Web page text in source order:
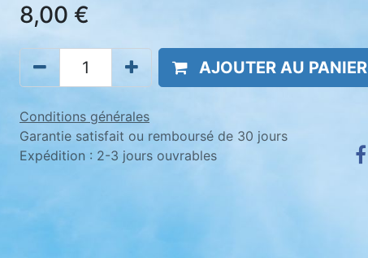
8,00 €
AJOUTER AU PANIER
Conditions générales
Garantie satisfait ou remboursé de 30 jours
Expédition : 2-3 jours ouvrables